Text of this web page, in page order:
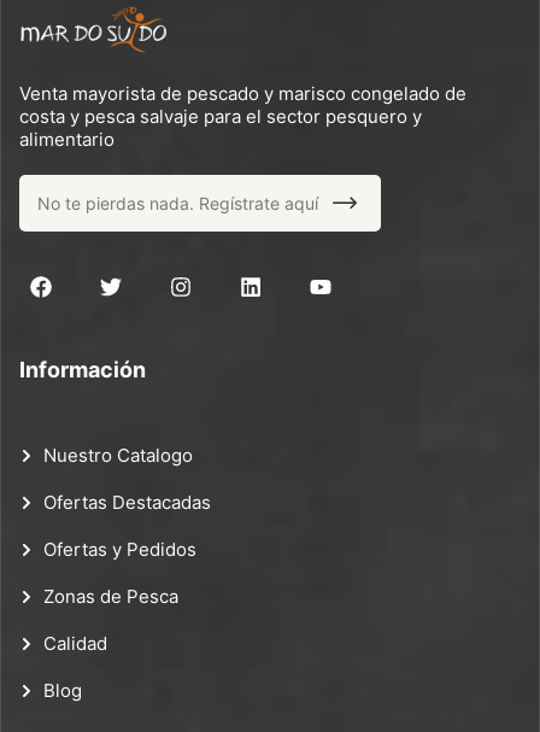
Venta mayorista de pescado y marisco congelado de
costa y pesca salvaje para el sector pesquero y
alimentario
Información
Nuestro Catalogo
Ofertas Destacadas
Ofertas y Pedidos
Zonas de Pesca
Calidad
Blog